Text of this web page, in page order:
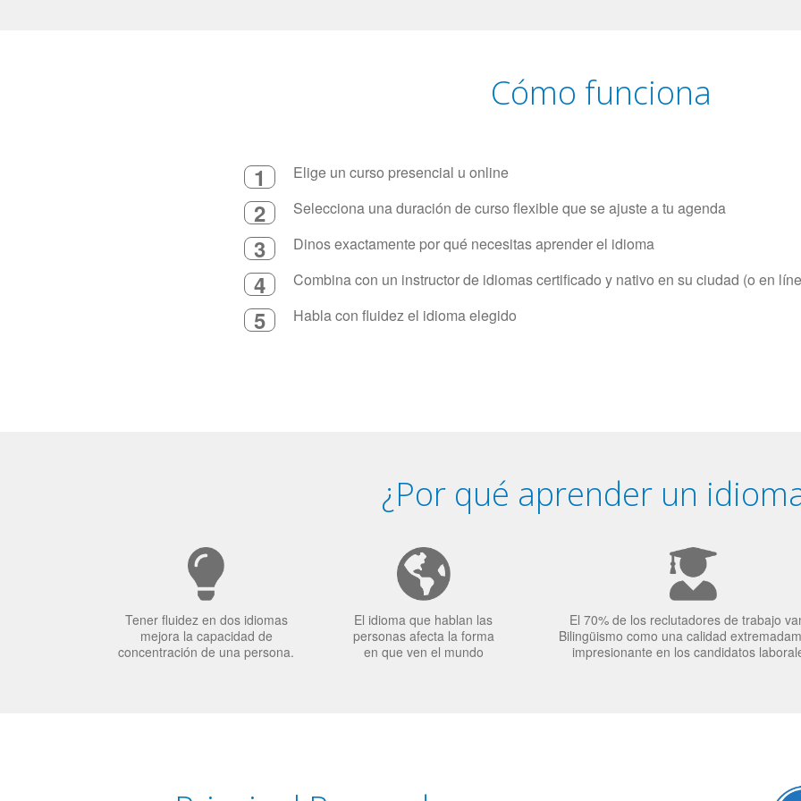
Cómo funciona
1 Elige un curso presencial u online
2 Selecciona una duración de curso flexible que se ajuste a tu agenda
3 Dinos exactamente por qué necesitas aprender el idioma
4 Combina con un instructor de idiomas certificado y nativo en su ciudad (o en
5 Habla con fluidez el idioma elegido
¿Por qué aprender un
Tener fluidez en dos idiomas
mejora la capacidad de
concentración de una persona.
El idioma que hablan las
personas afecta la forma
en que ven el mundo
El 70% de los reclutadores de trabajo
Bilingüismo como una calidad
impresionante en los candidatos